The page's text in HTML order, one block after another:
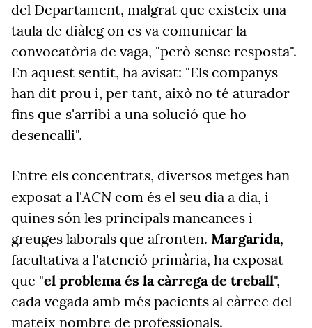
del Departament, malgrat que existeix una
taula de diàleg on es va comunicar la
convocatòria de vaga, "però sense resposta".
En aquest sentit, ha avisat: "Els companys
han dit prou i, per tant, això no té aturador
fins que s'arribi a una solució que ho
desencalli".
Entre els concentrats, diversos metges han
exposat a l'ACN com és el seu dia a dia, i
quines són les principals mancances i
greuges laborals que afronten. Margarida,
facultativa a l'atenció primària, ha exposat
que "el problema és la càrrega de treball",
cada vegada amb més pacients al càrrec del
mateix nombre de professionals.